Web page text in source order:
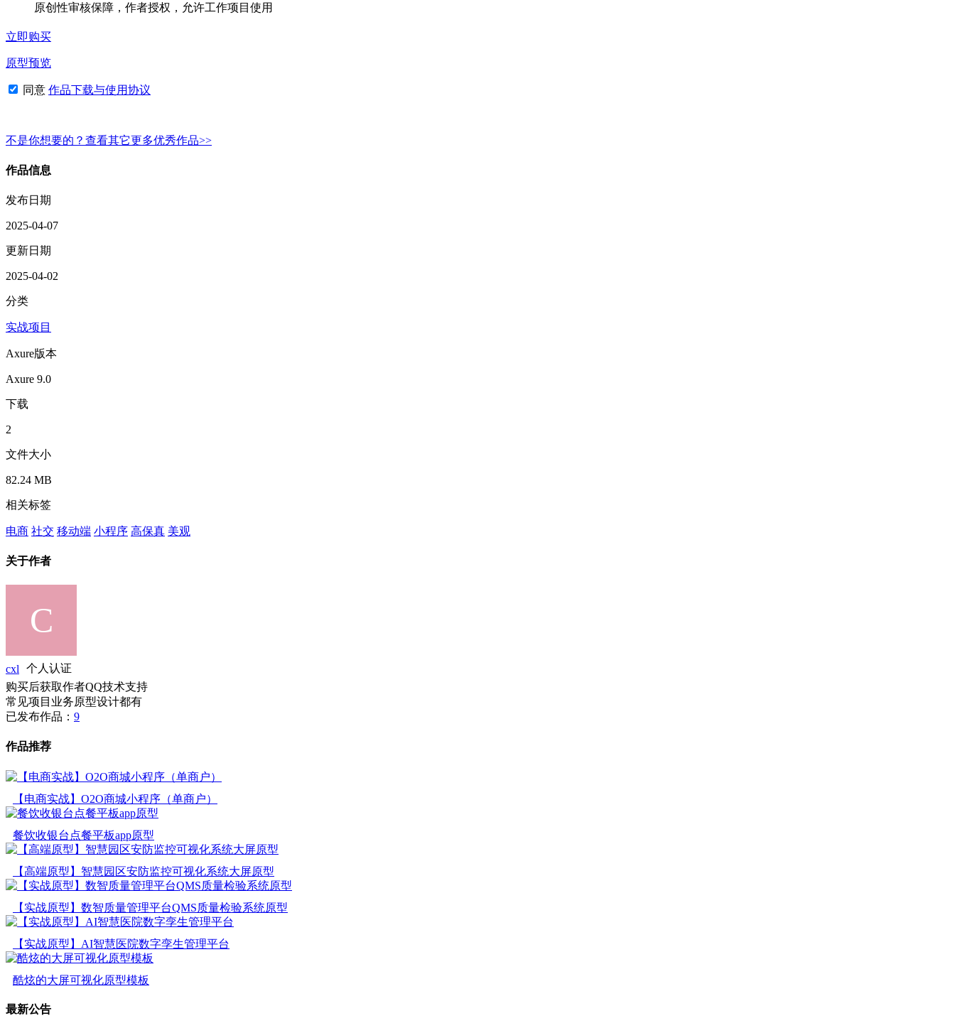
原创性审核保障，作者授权，允许工作项目使用
立即购买
原型预览
同意 作品下载与使用协议
不是你想要的？查看其它更多优秀作品>>
作品信息
发布日期
2025-04-07
更新日期
2025-04-02
分类
实战项目
Axure版本
Axure 9.0
下载
2
文件大小
82.24 MB
相关标签
电商 社交 移动端 小程序 高保真 美观
关于作者
cxl
个人认证
购买后获取作者QQ技术支持
常见项目业务原型设计都有
已发布作品： 9
作品推荐
【电商实战】O2O商城小程序（单商户）
餐饮收银台点餐平板app原型
【高端原型】智慧园区安防监控可视化系统大屏原型
【实战原型】数智质量管理平台QMS质量检验系统原型
【实战原型】AI智慧医院数字孪生管理平台
酷炫的大屏可视化原型模板
最新公告